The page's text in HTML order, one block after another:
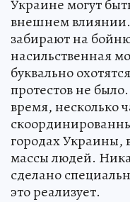
Украине могут
внешнем
забирают на
насильственная
буквально
протестов не
время, несколько
городах Украины,
массы людей.
сделано
это реализует.